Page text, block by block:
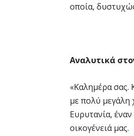
οποία,
Αναλυτικά
«Καλημέρα σας.
με πολύ μεγάλη
Ευρυτανία,
οικογένειά μας.